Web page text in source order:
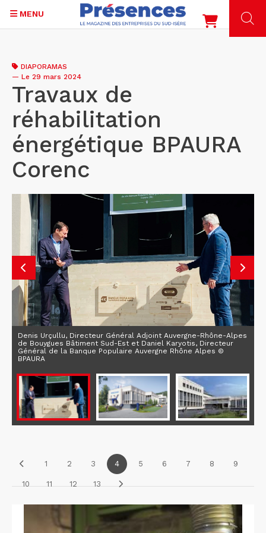
contenu
principal
MENU
DIAPORAMAS
— Le 29 mars 2024
Travaux de
réhabilitation
énergétique BPAURA
Corenc
Denis Urçullu, Directeur Général Adjoint Auvergne-Rhône-Alpes
de Bouygues Bâtiment Sud-Est et Daniel Karyotis, Directeur
Général de la Banque Populaire Auvergne Rhône Alpes ©
BPAURA
1 2 3 4 5 6 7 8 9
10 11 12 13